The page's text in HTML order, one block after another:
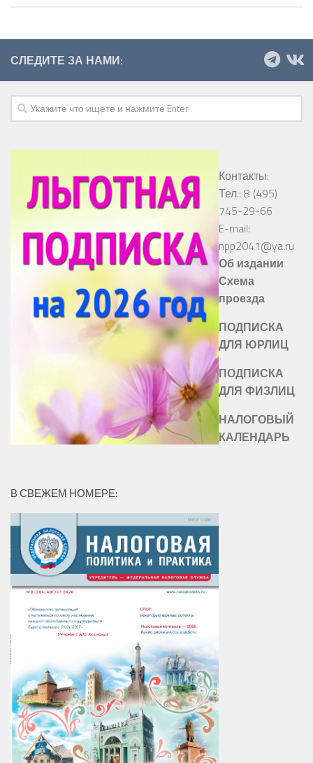
СЛЕДИТЕ ЗА НАМИ:
Контакты:
Тел.: 8 (495)
745-29-66
E-mail:
npp2041@ya.ru
Об издании
Схема
проезда
ПОДПИСКА
ДЛЯ ЮРЛИЦ
ПОДПИСКА
ДЛЯ ФИЗЛИЦ
НАЛОГОВЫЙ
КАЛЕНДАРЬ
В СВЕЖЕМ НОМЕРЕ: